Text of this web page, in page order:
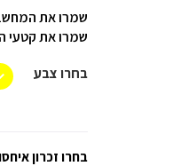
שמרו את קטעי
בחרו צבע
בחרו זכרון